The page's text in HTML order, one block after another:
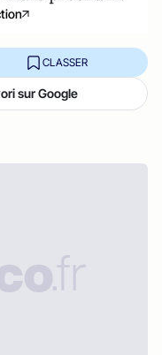
CLASSER
sur Google